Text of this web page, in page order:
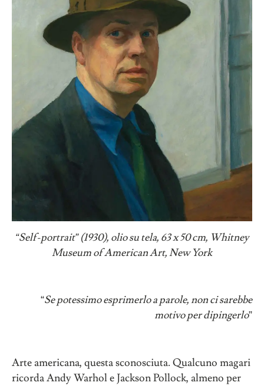
“Self-portrait”(1930), olio su tela, 63 x 50 cm, Whitney
Museum of American Art, New York
“Se potessimo esprimerlo a parole, non ci sarebbe
motivo per dipingerlo”
Arte americana, questa sconosciuta. Qualcuno magari
ricorda Andy Warhol e Jackson Pollock, almeno per